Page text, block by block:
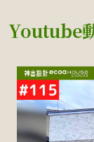
Youtube